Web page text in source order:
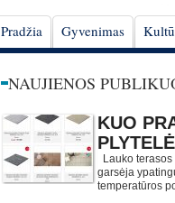
Pradžia Gyvenimas
NAUJIENOS
KUO
Lauko
garsėja
temperatūros